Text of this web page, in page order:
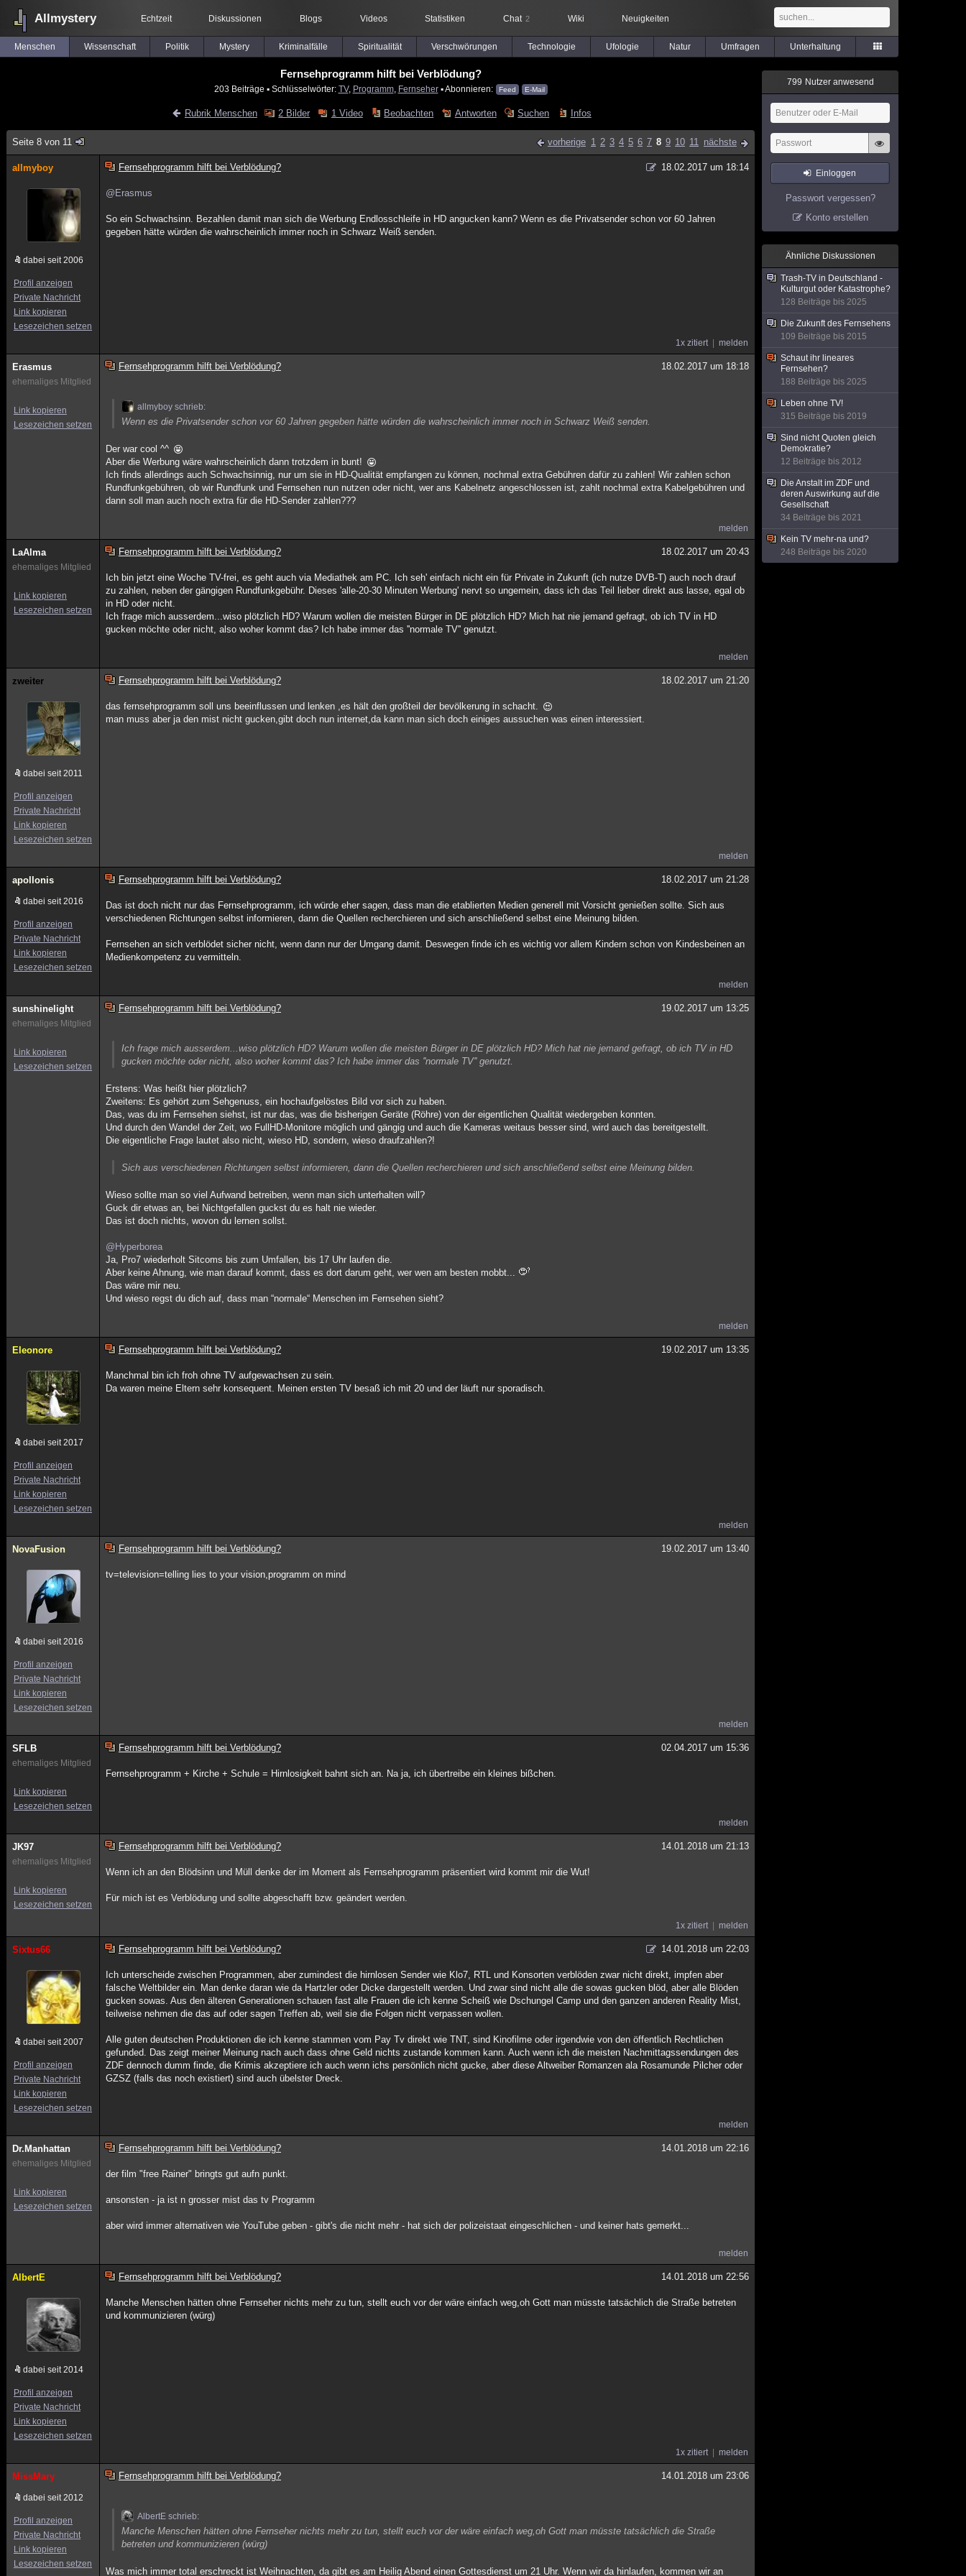
Allmystery Echtzeit Diskussionen Blogs Videos Statistiken Chat 2 Wiki Neuigkeiten
Menschen Wissenschaft Politik Mystery Kriminalfälle Spiritualität Verschwörungen Technologie Ufologie Natur Umfragen Unterhaltung
Fernsehprogramm hilft bei Verblödung?
203 Beiträge ▪ Schlüsselwörter: TV, Programm, Fernseher▪ Abonnieren: Feed E-Mail
Rubrik Menschen 2 Bilder 1 Video Beobachten Antworten Suchen Infos
Seite 8 von 11 vorherige 1 2 3 4 5 6 7 8 9 10 11 nächste
allmyboy
dabei seit 2006
Profil anzeigen
Private Nachricht
Link kopieren
Lesezeichen setzen
Fernsehprogramm hilft bei Verblödung? 18.02.2017 um 18:14
@Erasmus
So ein Schwachsinn. Bezahlen damit man sich die Werbung Endlosschleife in HD angucken kann? Wenn es die Privatsender schon vor 60 Jahren
gegeben hätte würden die wahrscheinlich immer noch in Schwarz Weiß senden.
1x zitiert melden
Erasmus
ehemaliges Mitglied
Link kopieren
Lesezeichen setzen
Fernsehprogramm hilft bei Verblödung? 18.02.2017 um 18:18
allmyboy schrieb:
Wenn es die Privatsender schon vor 60 Jahren gegeben hätte würden die wahrscheinlich immer noch in Schwarz Weiß senden.
Der war cool ^^
Aber die Werbung wäre wahrscheinlich dann trotzdem in bunt!
Ich finds allerdings auch Schwachsinnig, nur um sie in HD-Qualität empfangen zu können, nochmal extra Gebühren dafür zu zahlen! Wir zahlen schon
Rundfunkgebühren, ob wir Rundfunk und Fernsehen nun nutzen oder nicht, wer ans Kabelnetz angeschlossen ist, zahlt nochmal extra Kabelgebühren und
dann soll man auch noch extra für die HD-Sender zahlen???
melden
LaAlma
ehemaliges Mitglied
Link kopieren
Lesezeichen setzen
Fernsehprogramm hilft bei Verblödung? 18.02.2017 um 20:43
Ich bin jetzt eine Woche TV-frei, es geht auch via Mediathek am PC. Ich seh' einfach nicht ein für Private in Zukunft (ich nutze DVB-T) auch noch drauf
zu zahlen, neben der gängigen Rundfunkgebühr. Dieses 'alle-20-30 Minuten Werbung' nervt so ungemein, dass ich das Teil lieber direkt aus lasse, egal ob
in HD oder nicht.
Ich frage mich ausserdem...wiso plötzlich HD? Warum wollen die meisten Bürger in DE plötzlich HD? Mich hat nie jemand gefragt, ob ich TV in HD
gucken möchte oder nicht, also woher kommt das? Ich habe immer das ''normale TV'' genutzt.
melden
zweiter
dabei seit 2011
Profil anzeigen
Private Nachricht
Link kopieren
Lesezeichen setzen
Fernsehprogramm hilft bei Verblödung? 18.02.2017 um 21:20
das fernsehprogramm soll uns beeinflussen und lenken ,es hält den großteil der bevölkerung in schacht.
man muss aber ja den mist nicht gucken,gibt doch nun internet,da kann man sich doch einiges aussuchen was einen interessiert.
melden
apollonis
dabei seit 2016
Profil anzeigen
Private Nachricht
Link kopieren
Lesezeichen setzen
Fernsehprogramm hilft bei Verblödung? 18.02.2017 um 21:28
Das ist doch nicht nur das Fernsehprogramm, ich würde eher sagen, dass man die etablierten Medien generell mit Vorsicht genießen sollte. Sich aus
verschiedenen Richtungen selbst informieren, dann die Quellen recherchieren und sich anschließend selbst eine Meinung bilden.
Fernsehen an sich verblödet sicher nicht, wenn dann nur der Umgang damit. Deswegen finde ich es wichtig vor allem Kindern schon von Kindesbeinen an
Medienkompetenz zu vermitteln.
melden
sunshinelight
ehemaliges Mitglied
Link kopieren
Lesezeichen setzen
Fernsehprogramm hilft bei Verblödung? 19.02.2017 um 13:25
Ich frage mich ausserdem...wiso plötzlich HD? Warum wollen die meisten Bürger in DE plötzlich HD? Mich hat nie jemand gefragt, ob ich TV in HD
gucken möchte oder nicht, also woher kommt das? Ich habe immer das ''normale TV'' genutzt.
Erstens: Was heißt hier plötzlich?
Zweitens: Es gehört zum Sehgenuss, ein hochaufgelöstes Bild vor sich zu haben.
Das, was du im Fernsehen siehst, ist nur das, was die bisherigen Geräte (Röhre) von der eigentlichen Qualität wiedergeben konnten.
Und durch den Wandel der Zeit, wo FullHD-Monitore möglich und gängig und auch die Kameras weitaus besser sind, wird auch das bereitgestellt.
Die eigentliche Frage lautet also nicht, wieso HD, sondern, wieso draufzahlen?!
Sich aus verschiedenen Richtungen selbst informieren, dann die Quellen recherchieren und sich anschließend selbst eine Meinung bilden.
Wieso sollte man so viel Aufwand betreiben, wenn man sich unterhalten will?
Guck dir etwas an, bei Nichtgefallen guckst du es halt nie wieder.
Das ist doch nichts, wovon du lernen sollst.
@Hyperborea
Ja, Pro7 wiederholt Sitcoms bis zum Umfallen, bis 17 Uhr laufen die.
Aber keine Ahnung, wie man darauf kommt, dass es dort darum geht, wer wen am besten mobbt...
Das wäre mir neu.
Und wieso regst du dich auf, dass man “normale“ Menschen im Fernsehen sieht?
melden
Eleonore
dabei seit 2017
Profil anzeigen
Private Nachricht
Link kopieren
Lesezeichen setzen
Fernsehprogramm hilft bei Verblödung? 19.02.2017 um 13:35
Manchmal bin ich froh ohne TV aufgewachsen zu sein.
Da waren meine Eltern sehr konsequent. Meinen ersten TV besaß ich mit 20 und der läuft nur sporadisch.
melden
NovaFusion
dabei seit 2016
Profil anzeigen
Private Nachricht
Link kopieren
Lesezeichen setzen
Fernsehprogramm hilft bei Verblödung? 19.02.2017 um 13:40
tv=television=telling lies to your vision,programm on mind
melden
SFLB
ehemaliges Mitglied
Link kopieren
Lesezeichen setzen
Fernsehprogramm hilft bei Verblödung? 02.04.2017 um 15:36
Fernsehprogramm + Kirche + Schule = Hirnlosigkeit bahnt sich an. Na ja, ich übertreibe ein kleines bißchen.
melden
JK97
ehemaliges Mitglied
Link kopieren
Lesezeichen setzen
Fernsehprogramm hilft bei Verblödung? 14.01.2018 um 21:13
Wenn ich an den Blödsinn und Müll denke der im Moment als Fernsehprogramm präsentiert wird kommt mir die Wut!
Für mich ist es Verblödung und sollte abgeschafft bzw. geändert werden.
1x zitiert melden
Sixtus66
dabei seit 2007
Profil anzeigen
Private Nachricht
Link kopieren
Lesezeichen setzen
Fernsehprogramm hilft bei Verblödung? 14.01.2018 um 22:03
Ich unterscheide zwischen Programmen, aber zumindest die hirnlosen Sender wie Klo7, RTL und Konsorten verblöden zwar nicht direkt, impfen aber
falsche Weltbilder ein. Man denke daran wie da Hartzler oder Dicke dargestellt werden. Und zwar sind nicht alle die sowas gucken blöd, aber alle Blöden
gucken sowas. Aus den älteren Generationen schauen fast alle Frauen die ich kenne Scheiß wie Dschungel Camp und den ganzen anderen Reality Mist,
teilweise nehmen die das auf oder sagen Treffen ab, weil sie die Folgen nicht verpassen wollen.
Alle guten deutschen Produktionen die ich kenne stammen vom Pay Tv direkt wie TNT, sind Kinofilme oder irgendwie von den öffentlich Rechtlichen
gefunded. Das zeigt meiner Meinung nach auch dass ohne Geld nichts zustande kommen kann. Auch wenn ich die meisten Nachmittagssendungen des
ZDF dennoch dumm finde, die Krimis akzeptiere ich auch wenn ichs persönlich nicht gucke, aber diese Altweiber Romanzen ala Rosamunde Pilcher oder
GZSZ (falls das noch existiert) sind auch übelster Dreck.
melden
Dr.Manhattan
ehemaliges Mitglied
Link kopieren
Lesezeichen setzen
Fernsehprogramm hilft bei Verblödung? 14.01.2018 um 22:16
der film "free Rainer" bringts gut aufn punkt.
ansonsten - ja ist n grosser mist das tv Programm
aber wird immer alternativen wie YouTube geben - gibt's die nicht mehr - hat sich der polizeistaat eingeschlichen - und keiner hats gemerkt...
melden
AlbertE
dabei seit 2014
Profil anzeigen
Private Nachricht
Link kopieren
Lesezeichen setzen
Fernsehprogramm hilft bei Verblödung? 14.01.2018 um 22:56
Manche Menschen hätten ohne Fernseher nichts mehr zu tun, stellt euch vor der wäre einfach weg,oh Gott man müsste tatsächlich die Straße betreten
und kommunizieren (würg)
1x zitiert melden
MissMary
dabei seit 2012
Profil anzeigen
Private Nachricht
Link kopieren
Lesezeichen setzen
Fernsehprogramm hilft bei Verblödung? 14.01.2018 um 23:06
AlbertE schrieb:
Manche Menschen hätten ohne Fernseher nichts mehr zu tun, stellt euch vor der wäre einfach weg,oh Gott man müsste tatsächlich die Straße
betreten und kommunizieren (würg)
Was mich immer total erschreckt ist Weihnachten, da gibt es am Heilig Abend einen Gottesdienst um 21 Uhr. Wenn wir da hinlaufen, kommen wir an
799 Nutzer anwesend
Einloggen
Passwort vergessen?
Konto erstellen
Ähnliche Diskussionen
Trash-TV in Deutschland -
Kulturgut oder Katastrophe?
128 Beiträge bis 2025
Die Zukunft des Fernsehens
109 Beiträge bis 2015
Schaut ihr lineares
Fernsehen?
188 Beiträge bis 2025
Leben ohne TV!
315 Beiträge bis 2019
Sind nicht Quoten gleich
Demokratie?
12 Beiträge bis 2012
Die Anstalt im ZDF und
deren Auswirkung auf die
Gesellschaft
34 Beiträge bis 2021
Kein TV mehr-na und?
248 Beiträge bis 2020